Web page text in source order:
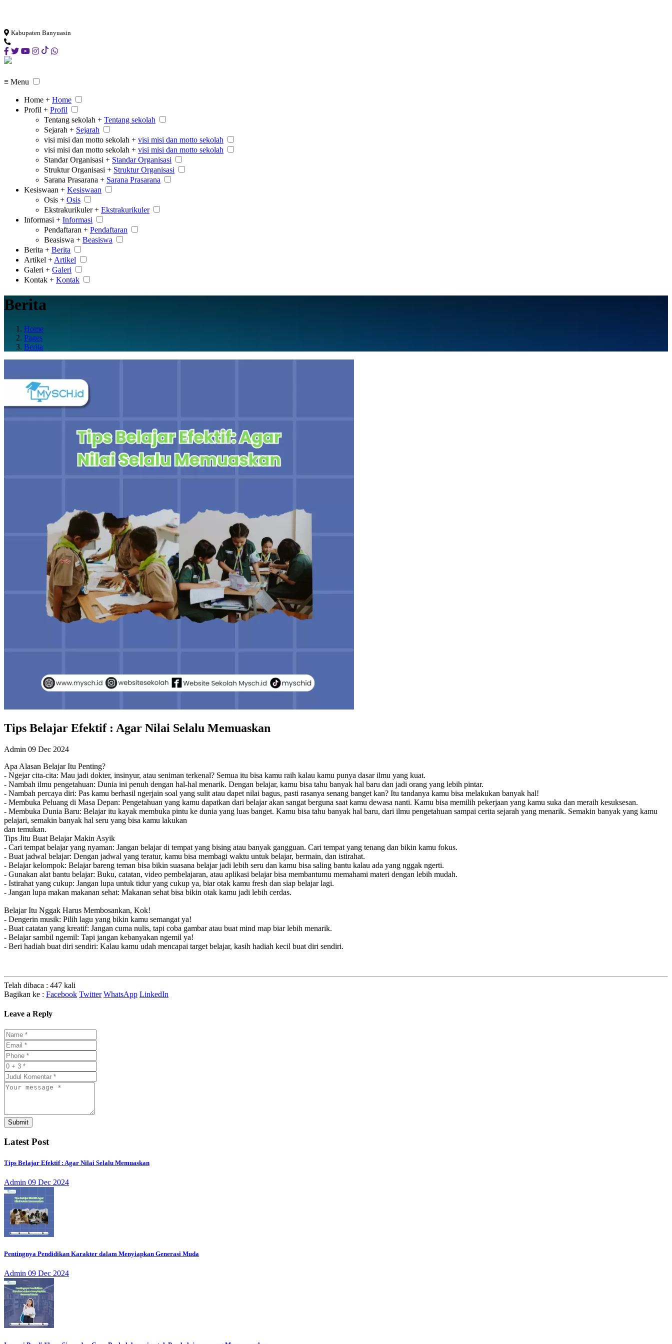
Kabupaten Banyuasin
≡ Menu
Home + Home
Profil + Profil
Tentang sekolah + Tentang sekolah
Sejarah + Sejarah
visi misi dan motto sekolah + visi misi dan motto sekolah
visi misi dan motto sekolah + visi misi dan motto sekolah
Standar Organisasi + Standar Organisasi
Struktur Organisasi + Struktur Organisasi
Sarana Prasarana + Sarana Prasarana
Kesiswaan + Kesiswaan
Osis + Osis
Ekstrakurikuler + Ekstrakurikuler
Informasi + Informasi
Pendaftaran + Pendaftaran
Beasiswa + Beasiswa
Berita + Berita
Artikel +Artikel
Galeri + Galeri
Kontak + Kontak
Berita
Home
Pages
Berita
Tips Belajar Efektif : Agar Nilai Selalu Memuaskan
Admin 09 Dec 2024
Apa Alasan Belajar Itu Penting?
- Ngejar cita-cita: Mau jadi dokter, insinyur, atau seniman terkenal? Semua itu bisa kamu raih kalau kamu punya dasar ilmu yang kuat.
- Nambah ilmu pengetahuan: Dunia ini penuh dengan hal-hal menarik. Dengan belajar, kamu bisa tahu banyak hal baru dan jadi orang yang lebih pintar.
- Nambah percaya diri: Pas kamu berhasil ngerjain soal yang sulit atau dapet nilai bagus, pasti rasanya senang banget kan? Itu tandanya kamu bisa melakukan banyak hal!
- Membuka Peluang di Masa Depan: Pengetahuan yang kamu dapatkan dari belajar akan sangat berguna saat kamu dewasa nanti. Kamu bisa memilih pekerjaan yang kamu suka dan meraih kesuksesan.
- Membuka Dunia Baru: Belajar itu kayak membuka pintu ke dunia yang luas banget. Kamu bisa tahu banyak hal baru, dari ilmu pengetahuan sampai cerita sejarah yang menarik. Semakin banyak yang kamu
pelajari, semakin banyak hal seru yang bisa kamu lakukan
dan temukan.
Tips Jitu Buat Belajar Makin Asyik
- Cari tempat belajar yang nyaman: Jangan belajar di tempat yang bising atau banyak gangguan. Cari tempat yang tenang dan bikin kamu fokus.
- Buat jadwal belajar: Dengan jadwal yang teratur, kamu bisa membagi waktu untuk belajar, bermain, dan istirahat.
- Belajar kelompok: Belajar bareng teman bisa bikin suasana belajar jadi lebih seru dan kamu bisa saling bantu kalau ada yang nggak ngerti.
- Gunakan alat bantu belajar: Buku, catatan, video pembelajaran, atau aplikasi belajar bisa membantumu memahami materi dengan lebih mudah.
- Istirahat yang cukup: Jangan lupa untuk tidur yang cukup ya, biar otak kamu fresh dan siap belajar lagi.
- Jangan lupa makan makanan sehat: Makanan sehat bisa bikin otak kamu jadi lebih cerdas.
Belajar Itu Nggak Harus Membosankan, Kok!
- Dengerin musik: Pilih lagu yang bikin kamu semangat ya!
- Buat catatan yang kreatif: Jangan cuma nulis, tapi coba gambar atau buat mind map biar lebih menarik.
- Belajar sambil ngemil: Tapi jangan kebanyakan ngemil ya!
- Beri hadiah buat diri sendiri: Kalau kamu udah mencapai target belajar, kasih hadiah kecil buat diri sendiri.
Telah dibaca : 447 kali
Bagikan ke : Facebook Twitter WhatsApp LinkedIn
Leave a Reply
Submit
Latest Post
Tips Belajar Efektif : Agar Nilai Selalu Memuaskan
Admin 09 Dec 2024
Pentingnya Pendidikan Karakter dalam Menyiapkan Generasi Muda
Admin 09 Dec 2024